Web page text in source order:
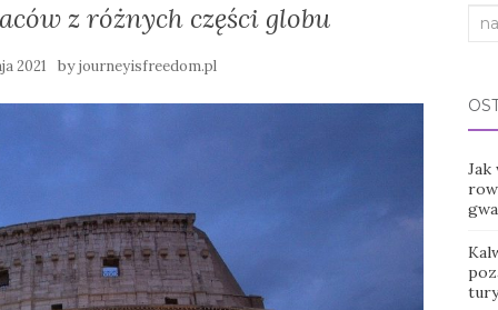
z różnych części globu
2021 byjourneyisfreedom.pl
Jak